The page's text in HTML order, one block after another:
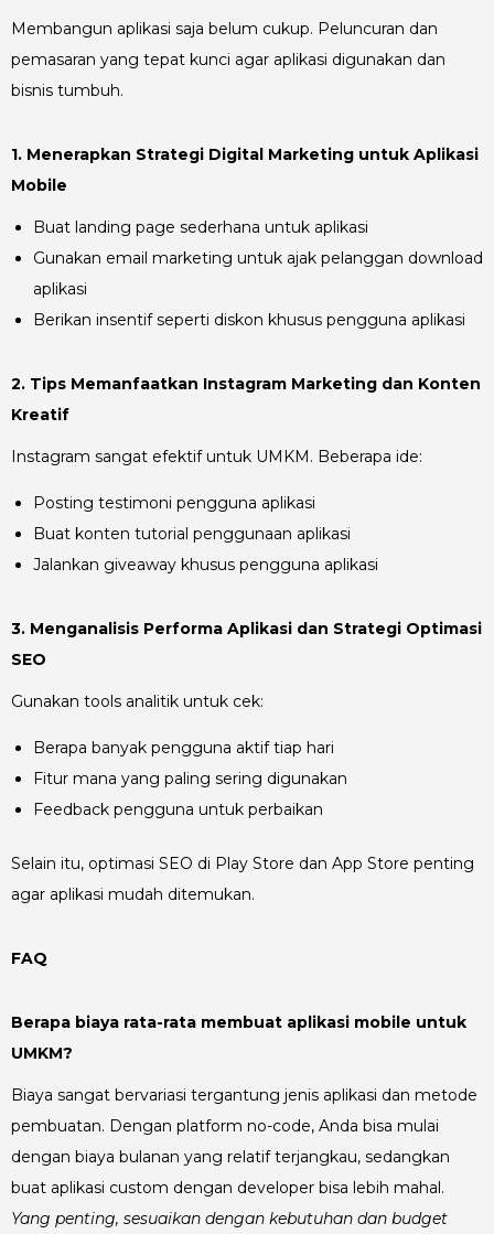
Membangun aplikasi saja belum cukup. Peluncuran dan
pemasaran yang tepat kunci agar aplikasi digunakan dan
bisnis tumbuh.
1. Menerapkan Strategi Digital Marketing untuk Aplikasi
Mobile
Buat landing page sederhana untuk aplikasi
Gunakan email marketing untuk ajak pelanggan download
aplikasi
Berikan insentif seperti diskon khusus pengguna aplikasi
2. Tips Memanfaatkan Instagram Marketing dan Konten
Kreatif
Instagram sangat efektif untuk UMKM. Beberapa ide:
Posting testimoni pengguna aplikasi
Buat konten tutorial penggunaan aplikasi
Jalankan giveaway khusus pengguna aplikasi
3. Menganalisis Performa Aplikasi dan Strategi Optimasi
SEO
Gunakan tools analitik untuk cek:
Berapa banyak pengguna aktif tiap hari
Fitur mana yang paling sering digunakan
Feedback pengguna untuk perbaikan
Selain itu, optimasi SEO di Play Store dan App Store penting
agar aplikasi mudah ditemukan.
FAQ
Berapa biaya rata-rata membuat aplikasi mobile untuk
UMKM?
Biaya sangat bervariasi tergantung jenis aplikasi dan metode
pembuatan. Dengan platform no-code, Anda bisa mulai
dengan biaya bulanan yang relatif terjangkau, sedangkan
buat aplikasi custom dengan developer bisa lebih mahal.
Yang penting, sesuaikan dengan kebutuhan dan budget